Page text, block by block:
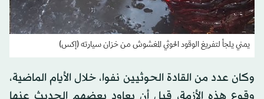
يمني يلجأ لتفريغ الوقود الحوثي المغشوش من خزان سيارته (إكس)
وكان عدد من القادة الحوثيين نفوا، خلال الأيام الماضية،